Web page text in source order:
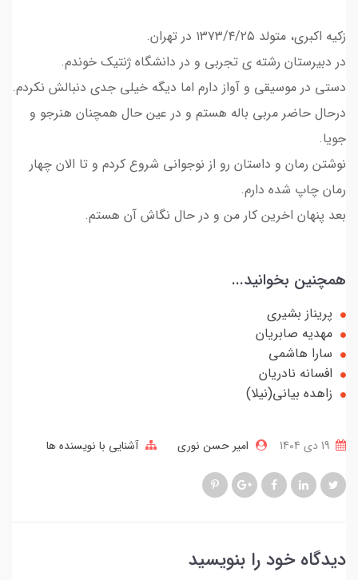
زکیه اکبری، متولد ۱۳۷۳/۴/۲۵ در تهران.
در دبیرستان رشته ی تجربی و در دانشگاه ژنتیک خوندم.
دستی در موسیقی و آواز دارم اما دیگه خیلی جدی دنبالش نکردم.
درحال حاضر مربی باله هستم و در عین حال همچنان هنرجو و
جویا.
نوشتن رمان و داستان رو از نوجوانی شروع کردم و تا الان چهار
رمان چاپ شده دارم.
بعد پنهان اخرین کار من و در حال نگاش آن هستم.
همچنین بخوانید...
پریناز بشیری
مهدیه صابریان
سارا هاشمی
افسانه نادریان
زاهده بیانی(نیلا)
امیر حسن نوری آشنایی با نویسنده ها
دیدگاه خود را بنویسید